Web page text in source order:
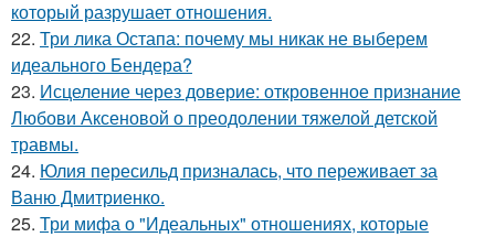
который разрушает отношения.
22. Три лика Остапа: почему мы никак не выберем
идеального Бендера?
23. Исцеление через доверие: откровенное признание
Любови Аксеновой о преодолении тяжелой детской
травмы.
24. Юлия пересильд призналась, что переживает за
Ваню Дмитриенко.
25. Три мифа о "Идеальных" отношениях, которые